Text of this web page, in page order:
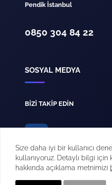
Pendik İstanbul
0850 304 84 22
SOSYAL MEDYA
BİZİ TAKİP EDİN
Size daha iyi bir kullanıcı
kullanıyoruz. Detaylı bilgi için
hakkında açıklama metnimizi